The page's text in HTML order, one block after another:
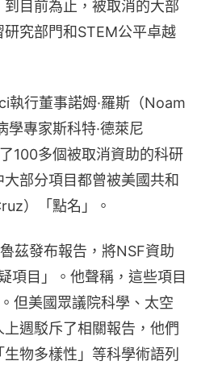
目前為止，被取消的大部
究部門和STEM公平卓越
執行董事諾姆·羅斯（Noam
學專家斯科特·德萊尼
100多個被取消資助的科研
部分項目都曾被美國共和
）「點名」。
茲發布報告，將NSF資助
項目」。他聲稱，這些項目
但美國眾議院科學、太空
週駁斥了相關報告，他們
物多樣性」等科學術語列